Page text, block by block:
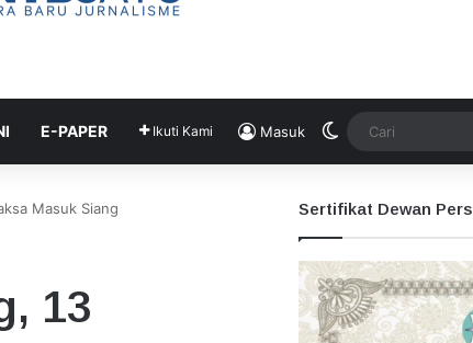
E-PAPER Ikuti Kami Masuk Switch skin
Masuk Siang
13
Sertifikat Dewan Pers